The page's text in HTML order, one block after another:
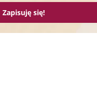
Zapisuję się!